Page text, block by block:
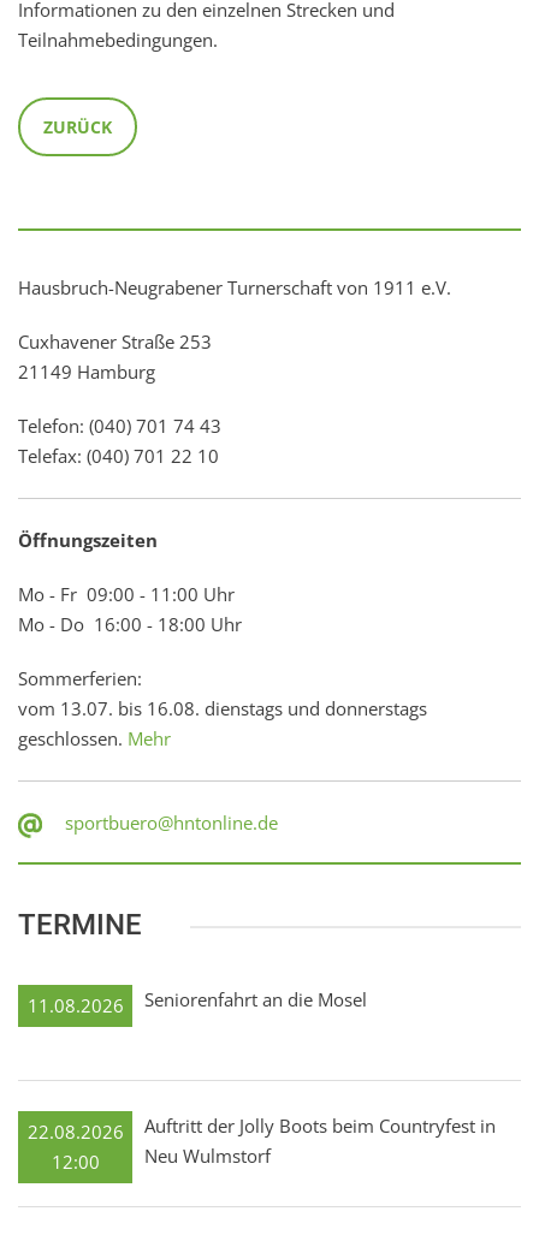
Informationen zu den einzelnen Strecken und
Teilnahmebedingungen.
ZURÜCK
Hausbruch-Neugrabener Turnerschaft von 1911 e.V.
Cuxhavener Straße 253
21149 Hamburg
Telefon: (040) 701 74 43
Telefax: (040) 701 22 10
Öffnungszeiten
Mo - Fr 09:00 - 11:00 Uhr
Mo - Do 16:00 - 18:00 Uhr
Sommerferien:
vom 13.07. bis 16.08. dienstags und donnerstags
geschlossen. Mehr
sportbuero@hntonline.de
TERMINE
11.08.2026 Seniorenfahrt an die Mosel
22.08.2026
12:00
Auftritt der Jolly Boots beim Countryfest in
Neu Wulmstorf